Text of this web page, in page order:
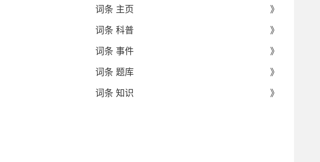
词条 主页
》
词条 科普
》
词条 事件
》
词条 题库
》
词条 知识
》